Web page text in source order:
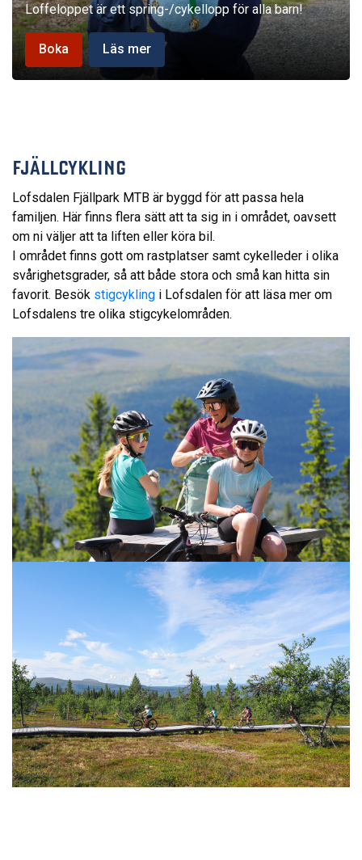
Loffeloppet är ett spring-/cykellopp för alla barn!
Boka Läs mer
FJÄLLCYKLING
Lofsdalen Fjällpark MTB är byggd för att passa hela
familjen. Här finns flera sätt att ta sig in i området, oavsett
om ni väljer att ta liften eller köra bil.
I området finns gott om rastplatser samt cykelleder i olika
svårighetsgrader, så att både stora och små kan hitta sin
favorit. Besök stigcykling i Lofsdalen för att läsa mer om
Lofsdalens tre olika stigcykelområden.